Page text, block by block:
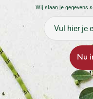
Wij slaan je gegevens